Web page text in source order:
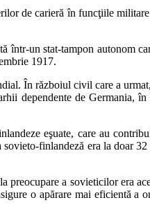
de carieră în funcţiile militare
într-un stat-tampon autonom
1917.
În războiul civil care a
dependente de Germania,
eşuate, care au
finlandeză era la doar 32
preocupare a sovieticilor era
o apărare mai eficientă a